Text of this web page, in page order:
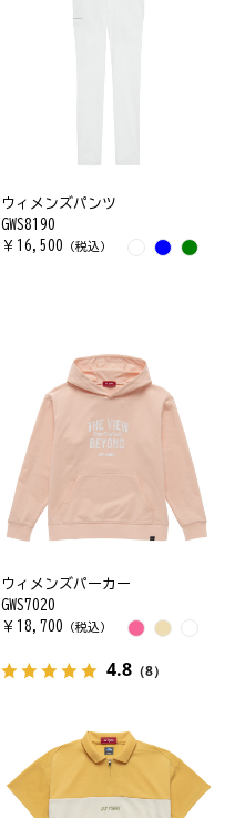
ウィメンズパンツ
GWS8190
￥ 16,500 （税込）
ウィメンズパーカー
GWS7020
￥ 18,700 （税込）
4.8（8）